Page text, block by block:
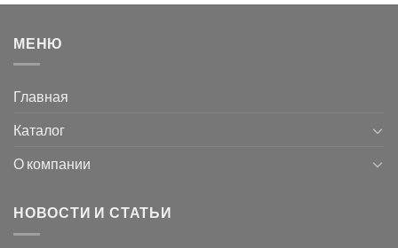
МЕНЮ
Главная
Каталог
О компании
НОВОСТИ И СТАТЬИ